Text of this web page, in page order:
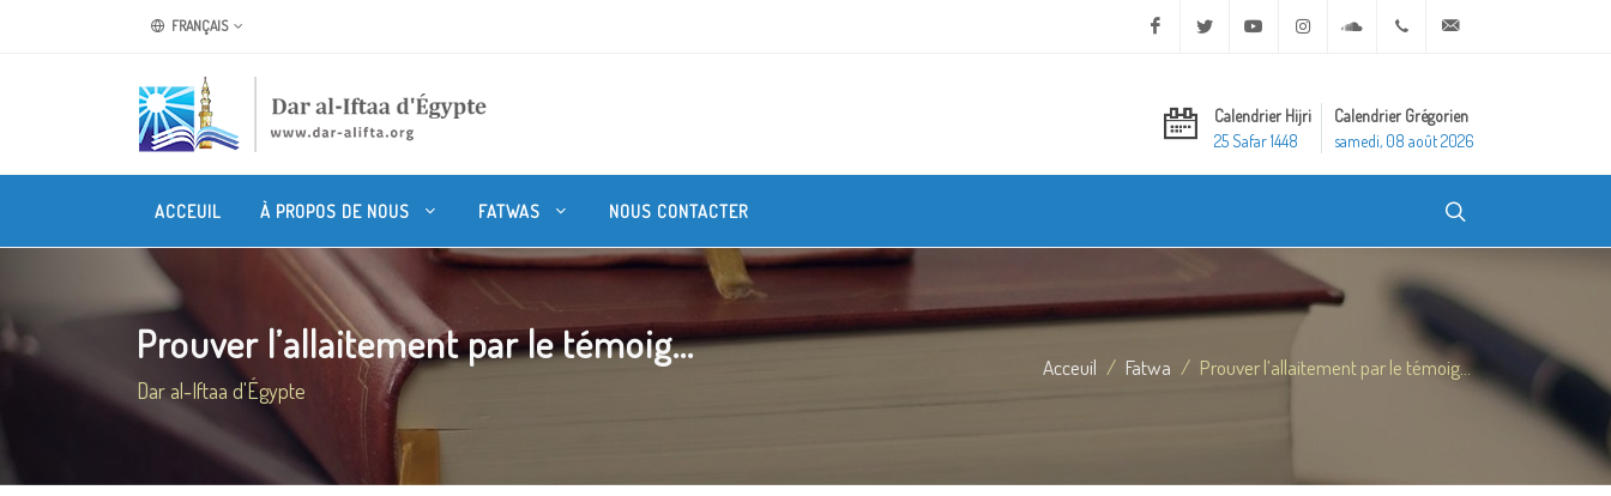
FRANÇAIS Facebook Twitter Youtube Instagram Soundcloud+20 2 25970400
Calendrier Hijri
25 Safar 1448
Calendrier Grégorien
samedi, 08 août 2026
ACCEUIL À PROPOS DE NOUS FATWAS NOUS CONTACTER
Prouver l’allaitement par le témoig...
Dar al-Iftaa d'Égypte
Acceuil Fatwa Prouver l’allaitement par le témoig...